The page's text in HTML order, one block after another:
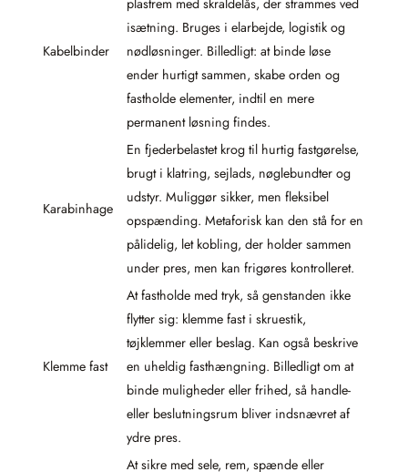
Kabelbinder
isætning. Bruges i elarbejde, logistik og
nødløsninger. Billedligt: at binde løse
ender hurtigt sammen, skabe orden og
fastholde elementer, indtil en mere
permanent løsning findes.
Karabinhage
En fjederbelastet krog til hurtig fastgørelse,
brugt i klatring, sejlads, nøglebundter og
udstyr. Muliggør sikker, men fleksibel
opspænding. Metaforisk kan den stå for en
pålidelig, let kobling, der holder sammen
under pres, men kan frigøres kontrolleret.
Klemme fast
At fastholde med tryk, så genstanden ikke
flytter sig: klemme fast i skruestik,
tøjklemmer eller beslag. Kan også beskrive
en uheldig fasthængning. Billedligt om at
binde muligheder eller frihed, så handle-
eller beslutningsrum bliver indsnævret af
ydre pres.
At sikre med sele, rem, spænde eller